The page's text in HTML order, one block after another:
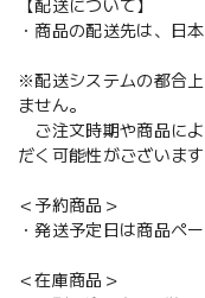
【配送について】
・商品の配送先は、日
※配送システムの都合
ません。
ご注文時期や商品に
だく可能性がございます
＜予約商品＞
・発送予定日は商品ペ
＜在庫商品＞